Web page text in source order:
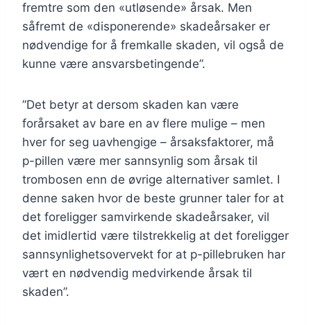
fremtre som den «utløsende» årsak. Men
såfremt de «disponerende» skadeårsaker er
nødvendige for å fremkalle skaden, vil også de
kunne være ansvarsbetingende”.
”Det betyr at dersom skaden kan være
forårsaket av bare en av flere mulige – men
hver for seg uavhengige – årsaksfaktorer, må
p-pillen være mer sannsynlig som årsak til
trombosen enn de øvrige alternativer samlet. I
denne saken hvor de beste grunner taler for at
det foreligger samvirkende skadeårsaker, vil
det imidlertid være tilstrekkelig at det foreligger
sannsynlighetsovervekt for at p-pillebruken har
vært en nødvendig medvirkende årsak til
skaden”.